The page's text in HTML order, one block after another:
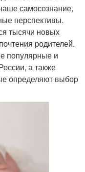
самосознание,
перспективы.
тысячи новых
родителей.
популярные и
а также
определяют выбор